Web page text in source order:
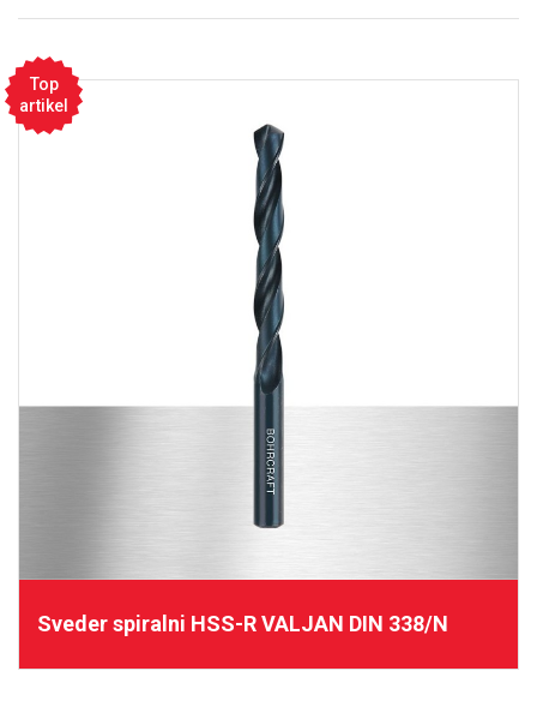
Sveder spiralni HSS-R VALJAN DIN 338/N
Top
artikel